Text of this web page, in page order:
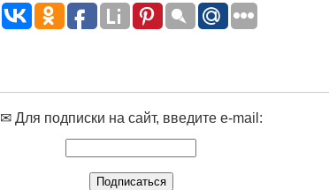
✉ Для подписки на сайт, введите e-mail: